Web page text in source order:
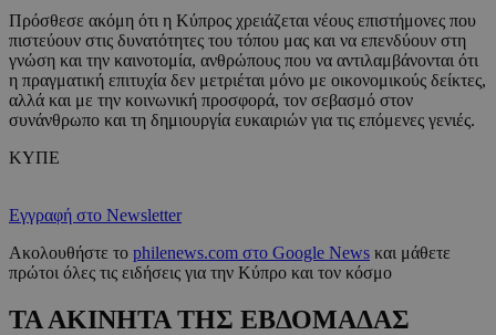
Πρόσθεσε ακόμη ότι η Κύπρος χρειάζεται νέους επιστήμονες που
πιστεύουν στις δυνατότητες του τόπου μας και να επενδύουν στη
γνώση και την καινοτομία, ανθρώπους που να αντιλαμβάνονται ότι
η πραγματική επιτυχία δεν μετριέται μόνο με οικονομικούς δείκτες,
αλλά και με την κοινωνική προσφορά, τον σεβασμό στον
συνάνθρωπο και τη δημιουργία ευκαιριών για τις επόμενες γενιές.
ΚΥΠΕ
Εγγραφή στο Newsletter
Ακολουθήστε το philenews.com στο Google News και μάθετε
πρώτοι όλες τις ειδήσεις για την Κύπρο και τον κόσμο
ΤΑ ΑΚΙΝΗΤΑ ΤΗΣ ΕΒΔΟΜΑΔΑΣ